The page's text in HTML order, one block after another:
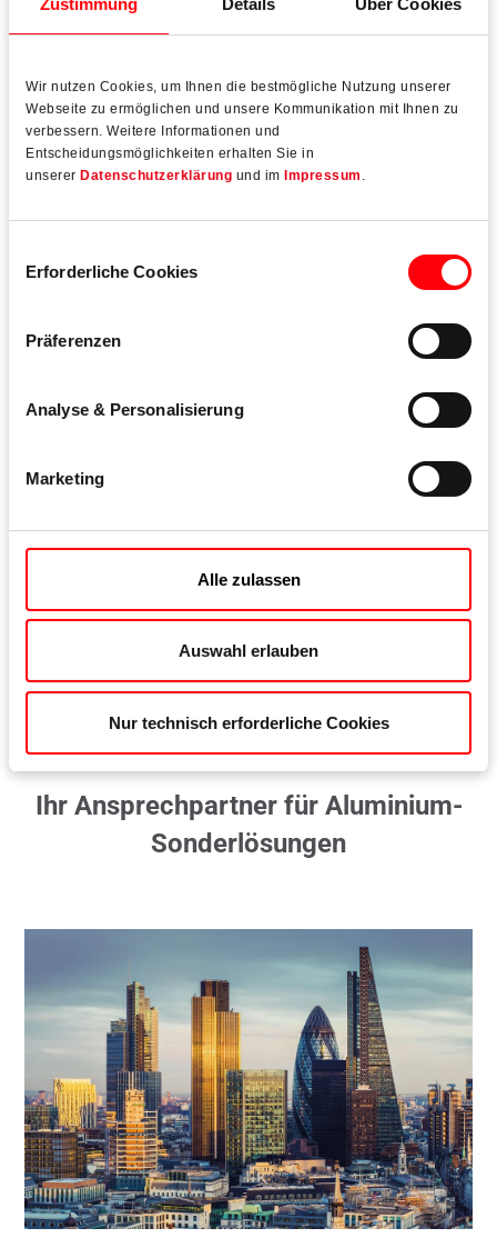
Zustimmung Details Über Cookies
Wir nutzen Cookies, um Ihnen die bestmögliche Nutzung unserer
Webseite zu ermöglichen und unsere Kommunikation mit Ihnen zu
verbessern. Weitere Informationen und
Entscheidungsmöglichkeiten erhalten Sie in
unserer Datenschutzerklärung und im Impressum
Erforderliche Cookies
Präferenzen
Analyse & Personalisierung
Marketing
Alle zulassen
Auswahl erlauben
Nur technisch erforderliche Cookies
Der verdeckte Beschlag für ästhetische Aluminiumfenster
Anforderungen:280 Fenster mit 180 kg; 2.100 Fenster
Kipp-Funktion; Gewicht: 170 kg / 150 kg; Flügelmaße:
Lösung:Roto AL Designo für extrem schwere Fenster mit
Zum Beschlagsystem
Ihr Ansprechpartner für Aluminium-
Sonderlösungen